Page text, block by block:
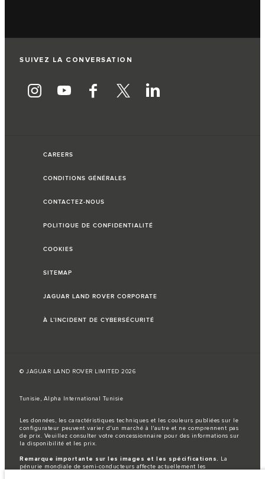
SUIVEZ LA CONVERSATION
CAREERS
CONDITIONS GÉNÉRALES
CONTACTEZ-NOUS
POLITIQUE DE CONFIDENTIALITÉ
COOKIES
SITEMAP
JAGUAR LAND ROVER CORPORATE
À L’INCIDENT DE CYBERSÉCURITÉ
© JAGUAR LAND ROVER LIMITED 2026
Tunisie, Alpha International Tunisie
Les données, les caractéristiques techniques et les couleurs publiées sur le
configurateur peuvent varier d'un marché à l'autre et ne comprennent pas
de prix. Veuillez consulter votre concessionnaire pour des informations sur
la disponibilité et les prix.
Remarque importante sur les images et les spécifications. La
pénurie mondiale de semi-conducteurs affecte actuellement les